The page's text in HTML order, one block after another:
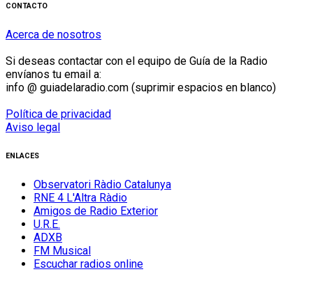
CONTACTO
Acerca de nosotros
Si deseas contactar con el equipo de Guía de la Radio
envíanos tu email a:
info @ guiadelaradio.com (suprimir espacios en blanco)
Política de privacidad
Aviso legal
ENLACES
Observatori Ràdio Catalunya
RNE 4 L'Altra Ràdio
Amigos de Radio Exterior
U.R.E.
ADXB
FM Musical
Escuchar radios online